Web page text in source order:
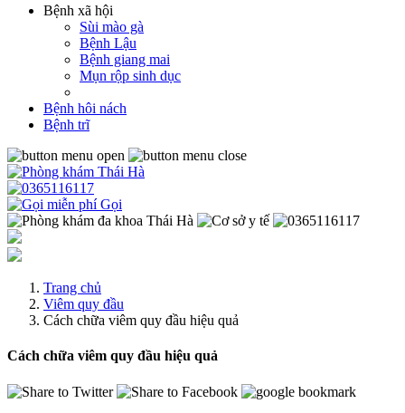
Bệnh xã hội
Sùi mào gà
Bệnh Lậu
Bệnh giang mai
Mụn rộp sinh dục
Bệnh hôi nách
Bệnh trĩ
Gọi
Trang chủ
Viêm quy đầu
Cách chữa viêm quy đầu hiệu quả
Cách chữa viêm quy đầu hiệu quả